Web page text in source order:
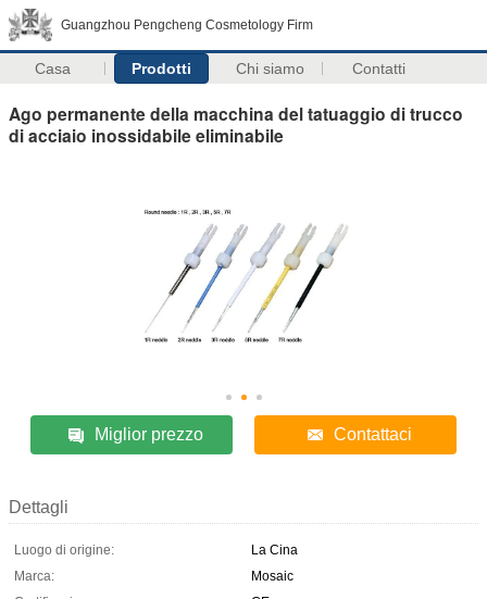
Guangzhou Pengcheng Cosmetology Firm
Casa Prodotti Chi siamo Contatti
Ago permanente della macchina del tatuaggio di trucco
di acciaio inossidabile eliminabile
Miglior prezzo Contattaci
Dettagli
Luogo di origine:
La Cina
Marca:
Mosaic